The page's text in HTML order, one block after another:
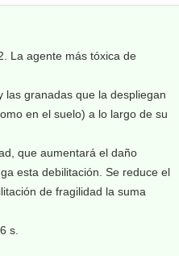
La agente más tóxica de
las granadas que la despliegan
en el suelo) a lo largo de su
que aumentará el daño
esta debilitación. Se reduce el
de fragilidad la suma
s.